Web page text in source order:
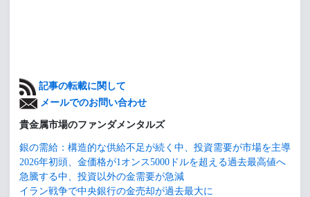
記事の転載に関して
メールでのお問い合わせ
貴金属市場のファンダメンタルズ
銀の需給：構造的な供給不足が続く中、投資需要が市場を主導
2026年初頭、金価格が1オンス5000ドルを超える過去最高値へ
急騰する中、投資以外の金需要が急減
イラン戦争で中央銀行の金売却が過去最大に